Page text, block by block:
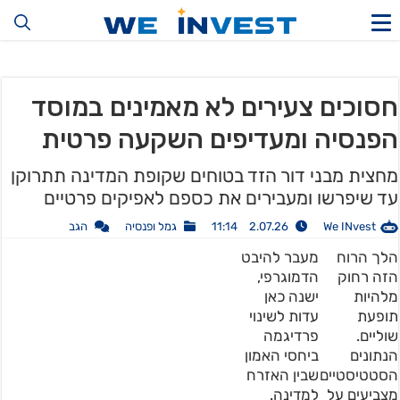
חסוכים צעירים לא מאמינים במוסד
הפנסיה ומעדיפים השקעה פרטית
מחצית מבני דור הזד בטוחים שקופת המדינה תתרוקן
עד שיפרשו ומעבירים את כספם לאפיקים פרטיים
We INvest
2.07.26 11:14 גמל ופנסיה הגב
הלך הרוח
הזה רחוק
מלהיות
תופעת
שוליים.
הנתונים
הסטטיסטיים
מצביעים על
מעבר להיבט
הדמוגרפי,
ישנה כאן
עדות לשינוי
פרדיגמה
ביחסי האמון
שבין האזרח
למדינה.